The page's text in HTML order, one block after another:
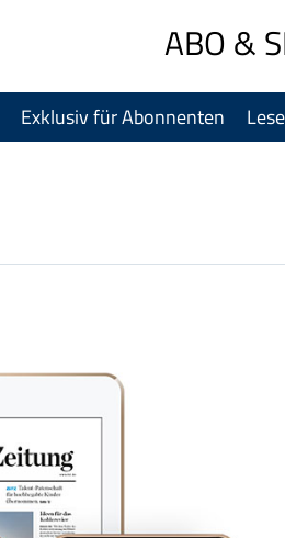
direkt
ABO &
Exklusiv für Abonnenten